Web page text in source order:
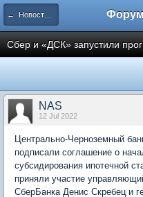
← Новости рынка недвижимости
Сбер и «ДСК» запустили
NAS
12 Jul 2022
Центрально-Черноземный
подписали соглашение о
субсидирования ипотечной
приняли участие
СберБанка Денис Скребец и